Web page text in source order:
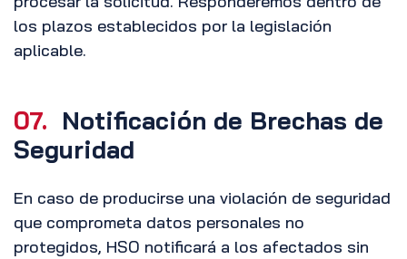
los plazos establecidos por la legislación
aplicable.
07. Notificación de Brechas de
Seguridad
En caso de producirse una violación de seguridad
que comprometa datos personales no
protegidos, HSO notificará a los afectados sin